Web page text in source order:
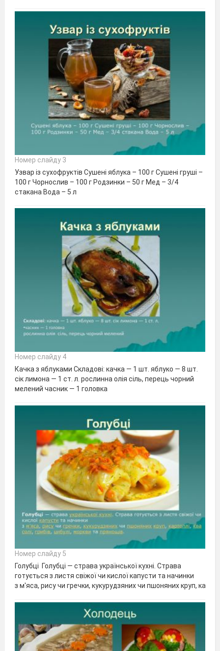
Номер слайду 3
Узвар із сухофруктів Сушені яблука – 100 г Сушені груші –
100 г Чорнослив – 100 г Родзинки – 50 г Мед – 3/4
стакана Вода – 5 л
Номер слайду 4
Качка з яблуками Складові: качка — 1 шт. яблуко — 8 шт.
сік лимона — 1 ст. л. рослинна олія сіль, перець чорний
мелений часник — 1 головка
Номер слайду 5
Голубці Голубці — страва української кухні. Страва
готується з листя свіжої чи кислої капусти та начинки
з м'яса, рису чи гречки, кукурудзяних чи пшоняних круп,